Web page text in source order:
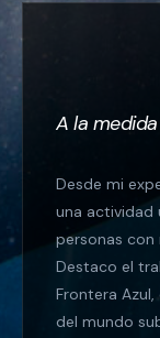
A la
Desde mi
una actividad
personas con
Destaco el
Frontera
del mundo